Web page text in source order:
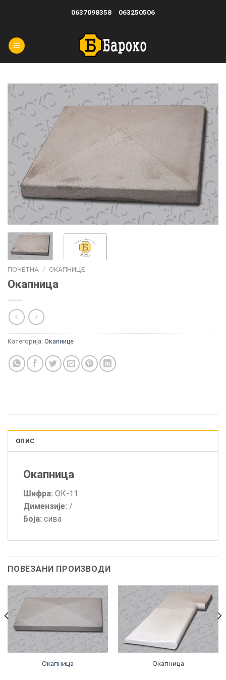
0637098358 063250506
ПОЧЕТНА / ОКАПНИЦЕ
Окапница
Категорија: Окапнице
ОПИС
Окапница
Шифра: ОК-11
Димензије: /
Боја: сива
ПОВЕЗАНИ ПРОИЗВОДИ
Окапница Окапница